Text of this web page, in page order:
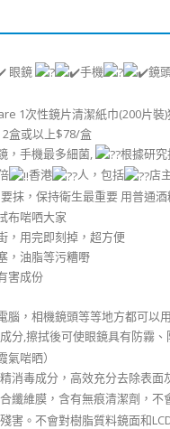
眼鏡 手機 鏡
1次性鏡片清潔紙巾(200片裝
盒或以上$78/盒
，手機最多細菌,
根據研
香港 人，包括
店
要抹，保持衛生最重要 用普通
布啱哂大家
，用完即刻掉，超方便
，油脂等污糟嘢
害成份
腦，相機鏡頭等等地方都可以用
分,擦拭後可使眼鏡具有防霧
啱晒）
消毒成分，高效充分去除表面
纖維膜，含有無痕清潔劑，不
害。不會對樹脂質料鏡面和